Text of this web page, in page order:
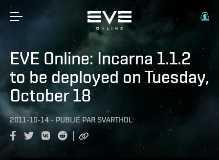
EVE Online: Incarna 1.1.2
to be deployed on Tuesday,
October 18
2011-10-14 - PUBLIÉ PAR SVARTHOL